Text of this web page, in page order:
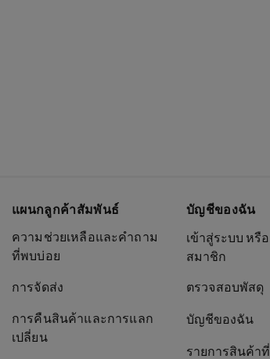
แผนกลูกค้าสัมพันธ์
ความช่วยเหลือและคำถาม
ที่พบบ่อย
การจัดส่ง
การคืนสินค้าและการแลก
เปลี่ยน
บัญชีของฉัน
เข้าสู่ระบบ หรื
สมาชิก
ตรวจสอบพัสดุ
บัญชีของฉัน
รายการสินค้า